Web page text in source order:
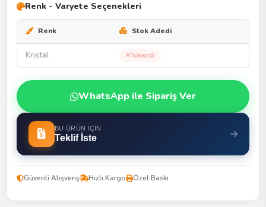
Renk - Varyete Seçenekleri
Renk Stok Adedi
Kristal Tükendi
WhatsApp ile Sipariş Ver
BU ÜRÜN İÇIN
Teklif İste
Güvenli Alışveriş Hızlı Kargo Özel Baskı